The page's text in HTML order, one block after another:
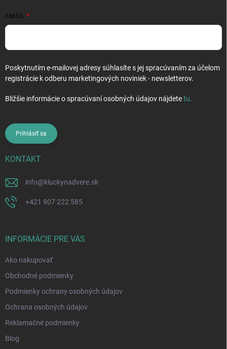
EMAIL
Poskytnutím e-mailovej adresy súhlasíte s jej spracúvaním za účelom
registrácie k odberu marketingových noviniek - newsletterov.
Bližšie informácie o spracúvaní osobných údajov nájdetetu.
Prihlásiť sa
KONTAKT
info@kluckynadvere.sk
+421 907 222 585
INFORMÁCIE PRE VÁS
Ako nakupovať
Obchodné podmienky
Podmienky ochrany osobných údajov
Ochrana osobných údajov
Reklamačné podmienky
Blog